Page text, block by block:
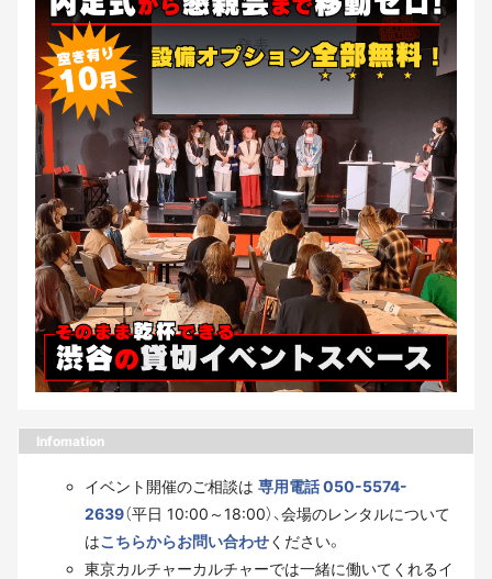
Infomation
イベント開催のご相談は 専用電話 050-5574-
2639（平日 10:00～18:00）、会場のレンタルについて
はこちらからお問い合わせください。
東京カルチャーカルチャーでは一緒に働いてくれるイ